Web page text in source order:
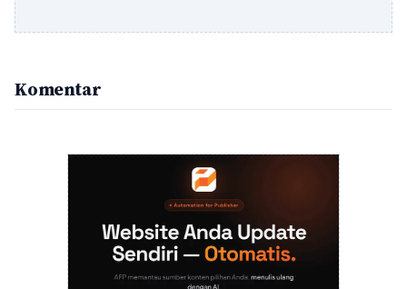
Komentar